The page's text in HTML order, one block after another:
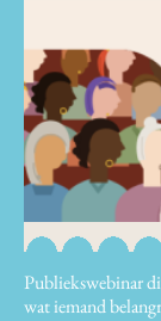
Publiekswebinar
wat iemand